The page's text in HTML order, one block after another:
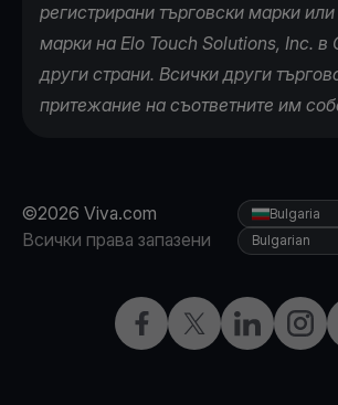
регистрирани търговски марки
марки на Elo Touch Solutions, Inc.
други страни. Всички други
притежание на съответните им
©2026 Viva.com
Всички права запазени
Facebook
X LinkedIn
Bulgaria
Bulgarian